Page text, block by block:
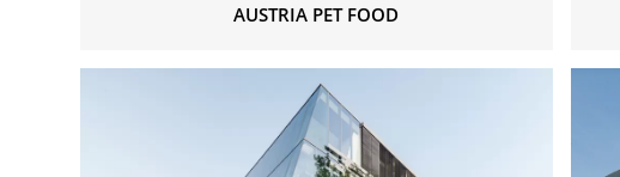
AUSTRIA PET FOOD